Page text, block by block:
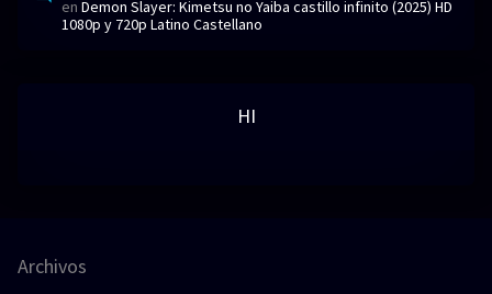
en Demon Slayer: Kimetsu no Yaiba castillo infinito (2025) HD
1080p y 720p Latino Castellano
HI
Archivos